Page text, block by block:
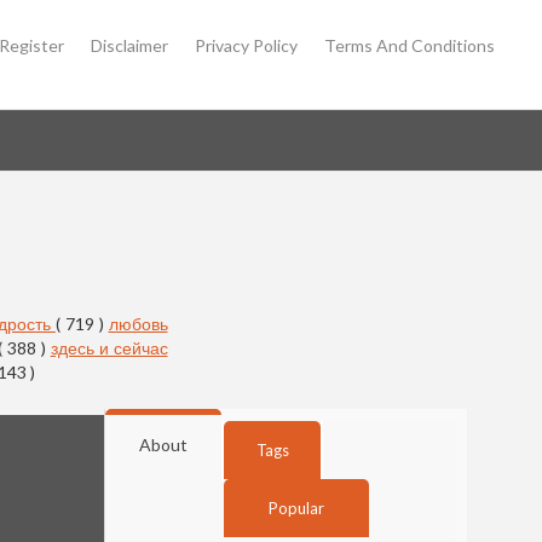
Register Disclaimer Privacy Policy Terms And Conditions
( 719 ) любовь
388 ) здесь и сейчас
)
About Tags
Popular